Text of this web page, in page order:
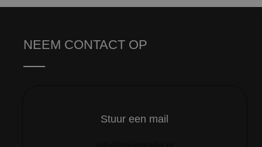
NEEM CONTACT OP
Stuur een mail